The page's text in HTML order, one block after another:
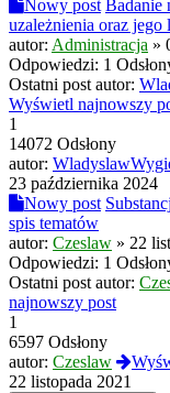
Nowy post Badanie
uzależnienia oraz jego
autor: Administracja »
Odpowiedzi: 1
Ostatni post autor:
Wyświetl najnowszy
1
14072 Odsłony
autor:
23 października 2024
Nowy post
spis tematów
autor: Czeslaw » 22
Odpowiedzi: 1
Ostatni post autor:
najnowszy post
1
6597 Odsłony
autor: Czeslaw
22 listopada 2021